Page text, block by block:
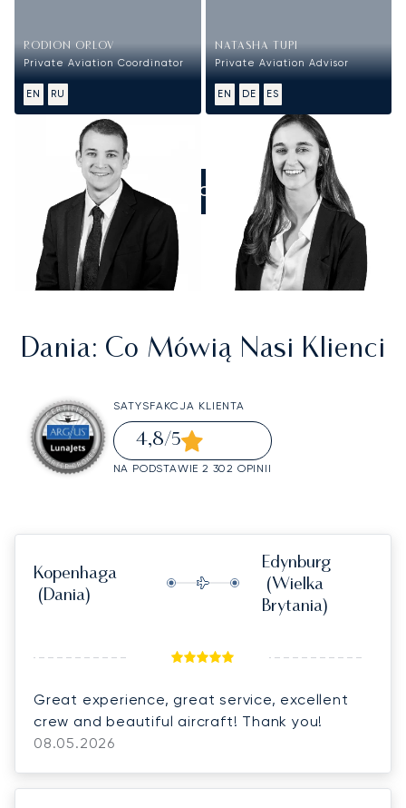
RODION ORLOV
Private Aviation Coordinator
EN RU
NATASHA TUPI
Private Aviation Advisor
EN DE ES
ZADZWOŃCIE DO NAS
Dania: Co Mówią Nasi Klienci
SATYSFAKCJA KLIENTA
4,8/5
NA PODSTAWIE 2 302 OPINII
Kopenhaga
(Dania)
Edynburg
(Wielka
Brytania)
Great experience, great service, excellent
crew and beautiful aircraft! Thank you!
08.05.2026